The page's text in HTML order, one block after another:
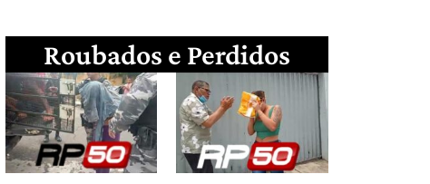
Roubados e Perdidos